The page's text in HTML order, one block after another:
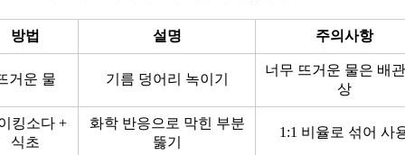
방법 설명 주의사항
거운 물 기름 덩어리 녹이기
너무 뜨거운 물은 배
상
킹소다 +
식초
화학 반응으로 막힌 부분
뚫기
1:1 비율로 섞어 사